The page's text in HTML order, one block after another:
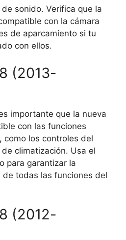
sonido. Verifica que la
con la cámara
de aparcamiento si tu
con ellos.
(2013-
importante que la nueva
con las funciones
como los controles del
climatización. Usa el
para garantizar la
todas las funciones del
(2012-